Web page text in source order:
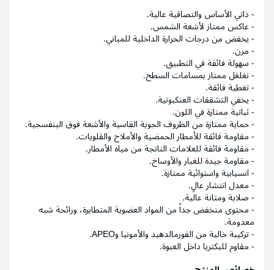
- ذاتي الأساس والتصاقية عالية.
- عاكس ممتاز لأشعة الشمس.
- يخفض من درجات الحرارة الداخلية للمباني.
- مرن.
- سهولة فائقة في التطبيق.
- تغلغل ممتاز بمسامات السطح.
- تغطية فائقة.
- يخفي التشققات العنكبوتية.
- ثباتية ممتازة في اللون.
- حماية ممتازة من الظروف الجوية القاسية والأشعة فوق البنفسجية.
- مقاومة فائقة للأمطار الحمضية والأملاح والقلويات.
- مقاومة فائقة للعلامات الناتجة من مياه الأمطار.
- مقاومة جيدة للغبار والأوساخ.
- انسيابية واستوائية ممتازة.
- معدل انتشار عالٍ.
- صلابة ومتانة عالية.
- محتوى منخفض جداً من المواد العضوية المتطايرة، ورائحة شبه
معدومة.
- تركيبة خالية من الفورمالدهيد والأمونيا وAPEO.
- مقاوم للبكتريا داخل العبوة.